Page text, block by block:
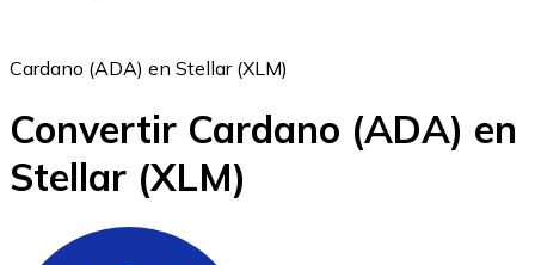
Bitcoin
BTC
Cardano (ADA) en Stellar (XLM)
Convertir Cardano (ADA) en
Stellar (XLM)